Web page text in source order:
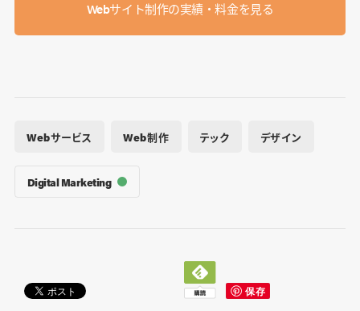
Webサイト制作の実績・料金を見る
Webサービス Web制作 テック デザイン
Digital Marketing